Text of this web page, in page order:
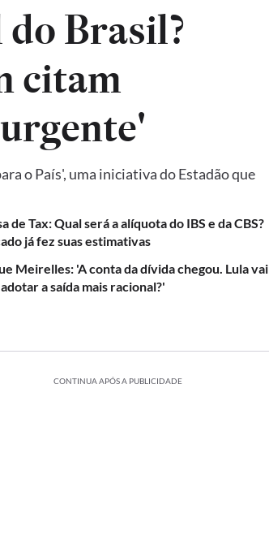
Brasil?
citam
o País', uma iniciativa do Estadão que
de Tax: Qual será a alíquota do IBS e da CBS?
já fez suas estimativas
Meirelles: 'A conta da dívida chegou. Lula vai
a saída mais racional?'
CONTINUA APÓS A PUBLICIDADE